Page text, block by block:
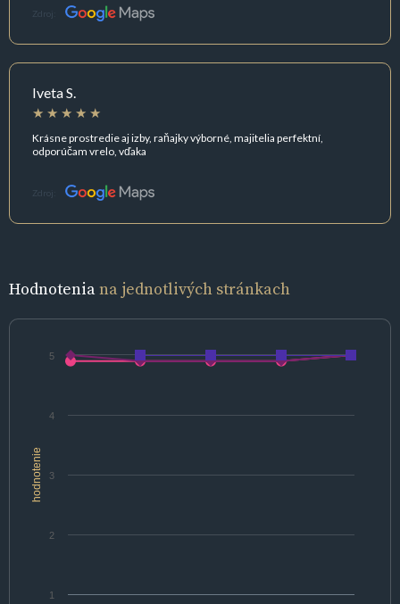
Zdroj:
Iveta S.
Krásne prostredie aj izby, raňajky výborné, majitelia perfektní,
odporúčam vrelo, vďaka
Zdroj:
Hodnoteniana jednotlivých stránkach
hodnotenie
1
2
3
4
5